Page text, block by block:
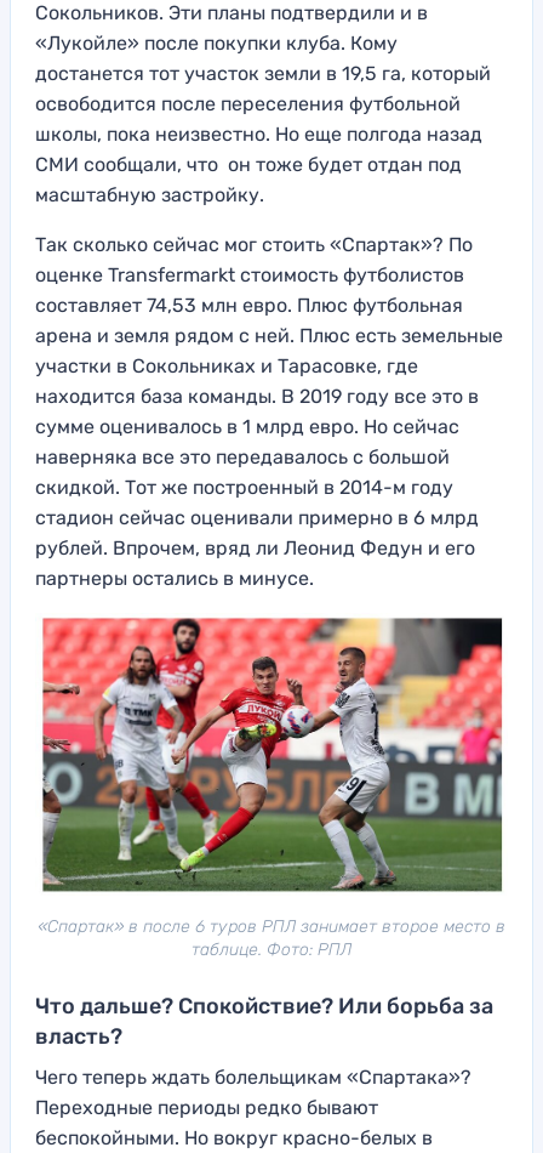
Сокольников. Эти планы подтвердили и в
«Лукойле» после покупки клуба. Кому
достанется тот участок земли в 19,5 га, который
освободится после переселения футбольной
школы, пока неизвестно. Но еще полгода назад
СМИ сообщали, что он тоже будет отдан под
масштабную застройку.
Так сколько сейчас мог стоить «Спартак»? По
оценке Transfermarkt стоимость футболистов
составляет 74,53 млн евро. Плюс футбольная
арена и земля рядом с ней. Плюс есть земельные
участки в Сокольниках и Тарасовке, где
находится база команды. В 2019 году все это в
сумме оценивалось в 1 млрд евро. Но сейчас
наверняка все это передавалось с большой
скидкой. Тот же построенный в 2014-м году
стадион сейчас оценивали примерно в 6 млрд
рублей. Впрочем, вряд ли Леонид Федун и его
партнеры остались в минусе.
«Спартак» в после 6 туров РПЛ занимает второе место в
таблице. Фото: РПЛ
Что дальше? Спокойствие? Или борьба за
власть?
Чего теперь ждать болельщикам «Спартака»?
Переходные периоды редко бывают
беспокойными. Но вокруг красно-белых в